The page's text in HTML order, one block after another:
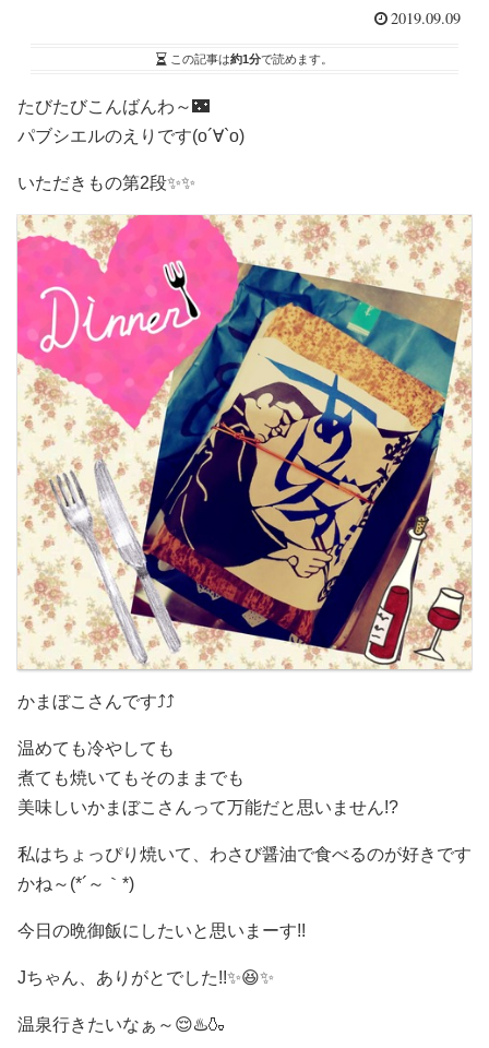
2019.09.09
この記事は約1分で読めます。
たびたびこんばんわ～🌃
パブシエルのえりです(о´∀`о)
いただきもの第2段✨✨
かまぼこさんです⤴️⤴️
温めても冷やしても
煮ても焼いてもそのままでも
美味しいかまぼこさんって万能だと思いません!?
私はちょっぴり焼いて、わさび醤油で食べるのが好きです
かね～(*´～｀*)
今日の晩御飯にしたいと思いまーす!!
Jちゃん、ありがとでした!!✨😆✨
温泉行きたいなぁ～😌♨️🍶